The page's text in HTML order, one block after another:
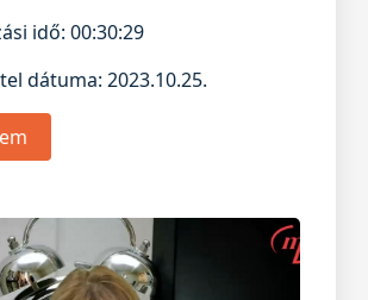
idő: 00:30:29
dátuma: 2023.10.25.